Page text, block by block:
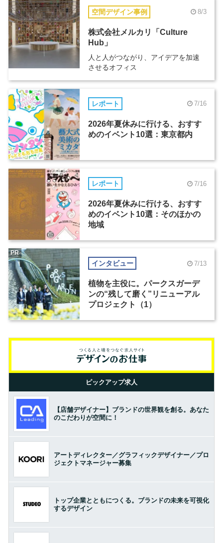
空間デザイン事例 8/3
株式会社メルカリ「Culture
Hub」
人と人がつながり、アイデアを加速
させるオフィス
レポート 7/16
2026年夏休みに行ける、おすす
めのイベント10選：東京都内
レポート 7/16
2026年夏休みに行ける、おすす
めのイベント10選：そのほかの
地域
インタビュー 7/13
植物を主役に。パークスガーデ
ンの“残して磨く”リニューアル
プロジェクト（1）
PR
ピックアップ求人
【店舗デザイナー】ブランドの世界観を創る。あなた
のこだわりが空間に！
アートディレクター／グラフィックデザイナー／プロ
ジェクトマネージャー募集
トップ企業とともにつくる。ブランドの未来を可視化
するデザイン